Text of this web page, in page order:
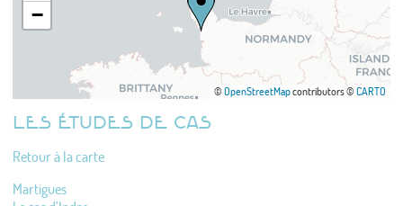
−
© OpenStreetMapcontributors © CARTO
LES ÉTUDES DE CAS
Retour à la carte
Martigues